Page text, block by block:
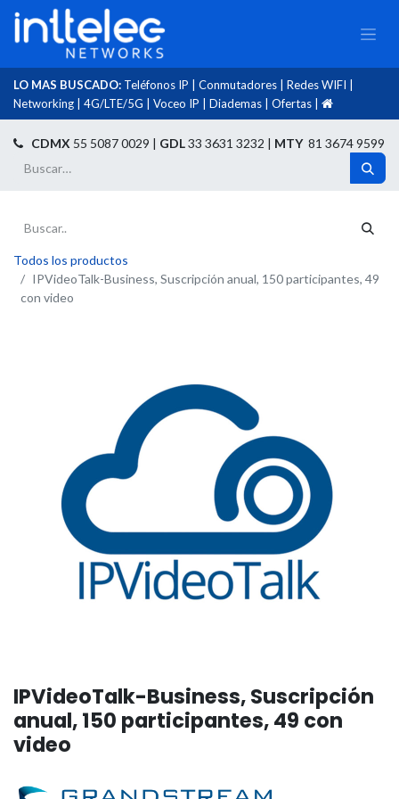
LO MAS BUSCADO: Teléfonos IP Conmutadores Redes WIFI
Networking
4G/LTE/5G Voceo IP Diademas Ofertas
CDMX 55 5087 0029 | GDL33 3631 3232 | MTY81 3674 9599
Todos los productos
IPVideoTalk-Business, Suscripción anual, 150 participantes, 49
con video
IPVideoTalk-Business, Suscripción
anual, 150 participantes, 49 con
video